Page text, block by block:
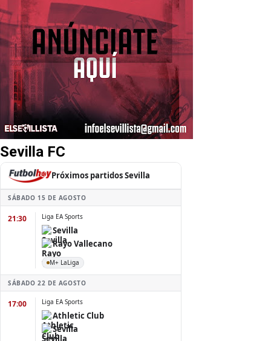
Sevilla FC